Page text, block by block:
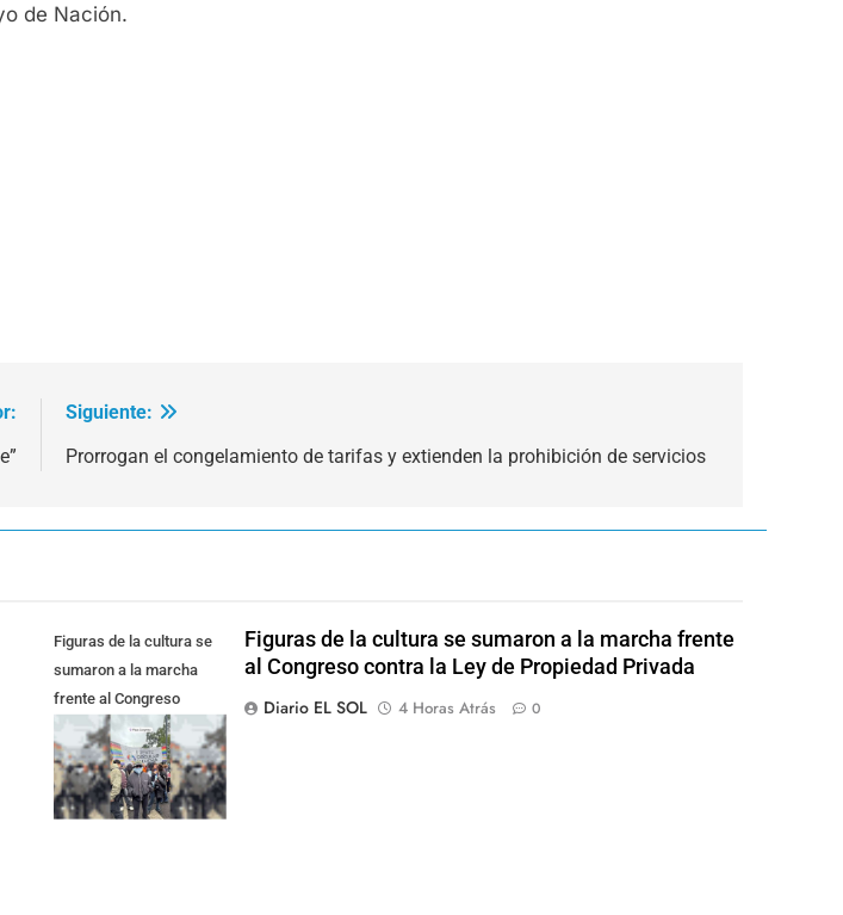
de Nación.
Siguiente:
Prorrogan el congelamiento de tarifas y extienden la prohibición de servicios
Figuras de la cultura se
sumaron a la marcha
frente al Congreso
contra la Ley de
Propiedad Privada
Figuras de la cultura se sumaron a la marcha frente
al Congreso contra la Ley de Propiedad Privada
Diario EL SOL
4 Horas Atrás 0